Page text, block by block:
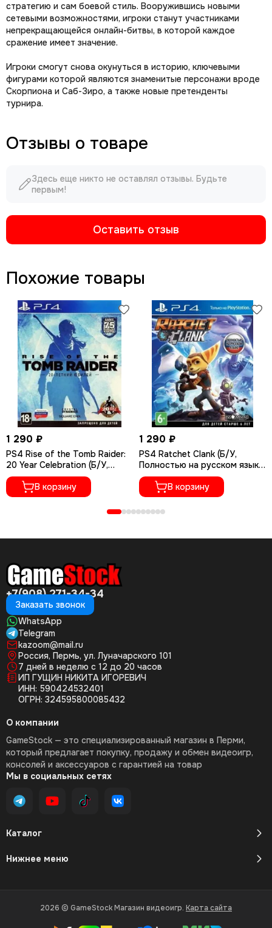
стратегию и сам боевой стиль. Вооружившись новыми
сетевыми возможностями, игроки станут участниками
непрекращающейся онлайн-битвы, в которой каждое
сражение имеет значение.
Игроки смогут снова окунуться в историю, ключевыми
фигурами которой являются знаменитые персонажи вроде
Скорпиона и Саб-Зиро, а также новые претенденты
турнира.
Отзывы о товаре
Здесь еще никто не оставлял отзывы. Будьте
первым!
Оставить отзыв
Похожие товары
1 290 ₽
PS4 Rise of the Tomb Raider:
20 Year Celebration (Б/У,
Полностью на русском языке,
CUSA-05716)
В корзину
1 290 ₽
PS4 Ratchet Сlank (Б/У,
Полностью на русском языке,
CUSA-01073)
В корзину
+7(908) 271-34-34
Заказать звонок
WhatsApp
Telegram
kazoom@mail.ru
Россия, Пермь, ул. Луначарского 101
7 дней в неделю с 12 до 20 часов
ИП ГУЩИН НИКИТА ИГОРЕВИЧ
ИНН: 590424532401
ОГРН: 324595800085432
Каталог
Нижнее меню
О компании
GameStock — это специализированный магазин в Перми,
который предлагает покупку, продажу и обмен видеоигр,
консолей и аксессуаров с гарантией на товар
Мы в социальных сетях
2026 © GameStock Магазин видеоигр. Карта сайта